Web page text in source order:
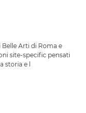
Arti di Roma e
site-specific pensati
storia e l